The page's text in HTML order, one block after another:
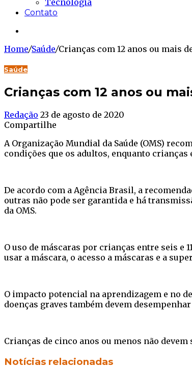
Tecnologia
Contato
Home/Saúde/Crianças com 12 anos ou mais
Saúde
Crianças com 12 anos ou
Redação 23 de agosto de 2020
Compartilhe
A Organização Mundial da Saúde (OMS)
condições que os adultos, enquanto crianças
De acordo com a Agência Brasil, a
outras não pode ser garantida e há
da OMS.
O uso de máscaras por crianças entre seis e
usar a máscara, o acesso a máscaras e a
O impacto potencial na aprendizagem e no
doenças graves também devem
Crianças de cinco anos ou menos não
Facebook
Twitter
WhatsApp
Telegram
Notícias relacionadas